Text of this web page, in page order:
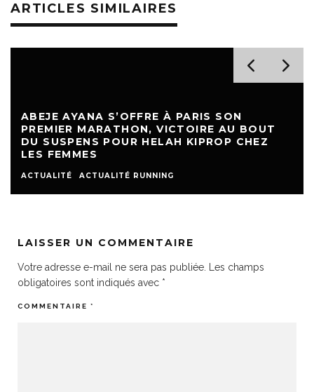
ARTICLES SIMILAIRES
ABEJE AYANA S’OFFRE À PARIS SON
PREMIER MARATHON, VICTOIRE AU BOUT
DU SUSPENS POUR HELAH KIPROP CHEZ
LES FEMMES
ACTUALITÉ ACTUALITÉ RUNNING
LAISSER UN COMMENTAIRE
Votre adresse e-mail ne sera pas publiée.
Les champs
obligatoires sont indiqués avec *
COMMENTAIRE *